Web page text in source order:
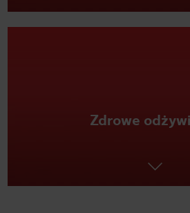
Zdrowe